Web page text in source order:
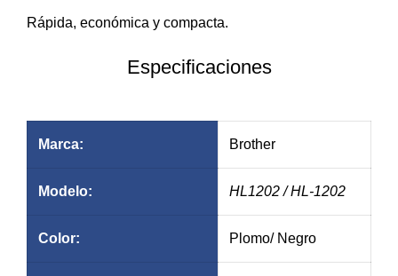
Rápida, económica y compacta.
Especificaciones
Marca: Brother
Modelo: HL1202/ HL-1202
Color: Plomo/ Negro